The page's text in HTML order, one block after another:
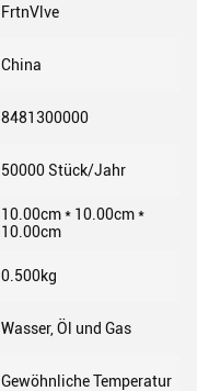
FrtnVlve
China
8481300000
50000 Stück/Jahr
10.00cm * 10.00cm *
10.00cm
0.500kg
Wasser, Öl und Gas
Gewöhnliche Temperatur